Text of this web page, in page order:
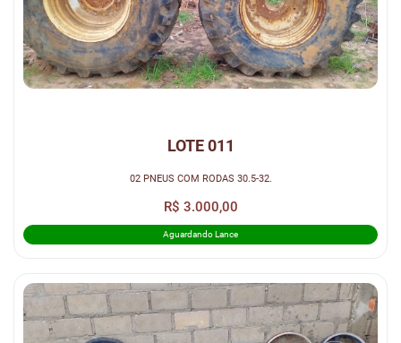
LOTE 011
02 PNEUS COM RODAS 30.5-32.
R$ 3.000,00
Aguardando Lance